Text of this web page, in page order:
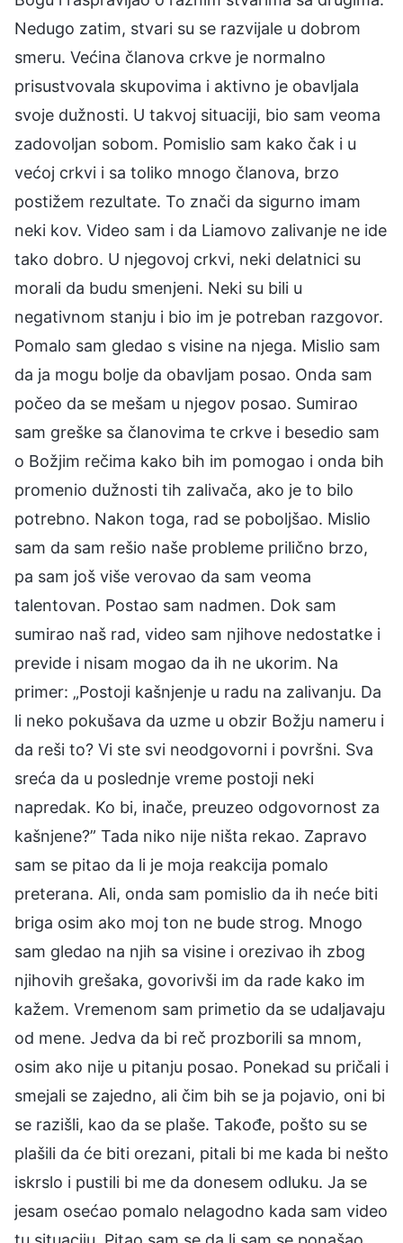
Nedugo zatim, stvari su se razvijale u dobrom
smeru. Većina članova crkve je normalno
prisustvovala skupovima i aktivno je obavljala
svoje dužnosti. U takvoj situaciji, bio sam veoma
zadovoljan sobom. Pomislio sam kako čak i u
većoj crkvi i sa toliko mnogo članova, brzo
postižem rezultate. To znači da sigurno imam
neki kov. Video sam i da Liamovo zalivanje ne ide
tako dobro. U njegovoj crkvi, neki delatnici su
morali da budu smenjeni. Neki su bili u
negativnom stanju i bio im je potreban razgovor.
Pomalo sam gledao s visine na njega. Mislio sam
da ja mogu bolje da obavljam posao. Onda sam
počeo da se mešam u njegov posao. Sumirao
sam greške sa članovima te crkve i besedio sam
o Božjim rečima kako bih im pomogao i onda bih
promenio dužnosti tih zalivača, ako je to bilo
potrebno. Nakon toga, rad se poboljšao. Mislio
sam da sam rešio naše probleme prilično brzo,
pa sam još više verovao da sam veoma
talentovan. Postao sam nadmen. Dok sam
sumirao naš rad, video sam njihove nedostatke i
previde i nisam mogao da ih ne ukorim. Na
primer: „Postoji kašnjenje u radu na zalivanju. Da
li neko pokušava da uzme u obzir Božju nameru i
da reši to? Vi ste svi neodgovorni i površni. Sva
sreća da u poslednje vreme postoji neki
napredak. Ko bi, inače, preuzeo odgovornost za
kašnjene?” Tada niko nije ništa rekao. Zapravo
sam se pitao da li je moja reakcija pomalo
preterana. Ali, onda sam pomislio da ih neće biti
briga osim ako moj ton ne bude strog. Mnogo
sam gledao na njih sa visine i orezivao ih zbog
njihovih grešaka, govorivši im da rade kako im
kažem. Vremenom sam primetio da se udaljavaju
od mene. Jedva da bi reč prozborili sa mnom,
osim ako nije u pitanju posao. Ponekad su pričali i
smejali se zajedno, ali čim bih se ja pojavio, oni bi
se razišli, kao da se plaše. Takođe, pošto su se
plašili da će biti orezani, pitali bi me kada bi nešto
iskrslo i pustili bi me da donesem odluku. Ja se
jesam osećao pomalo nelagodno kada sam video